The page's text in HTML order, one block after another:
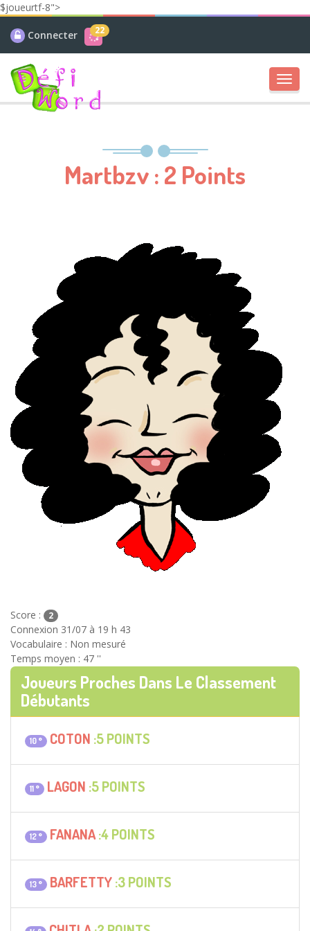
$joueurtf-8">
Connecter 22
Martbzv : 2 Points
Score : 2
Connexion 31/07 à 19 h 43
Vocabulaire : Non mesuré
Temps moyen : 47 ''
Joueurs Proches Dans Le Classement
Débutants
10 ° COTON :5 POINTS
11 ° LAGON :5 POINTS
12 ° FANANA:4 POINTS
13 ° BARFETTY:3 POINTS